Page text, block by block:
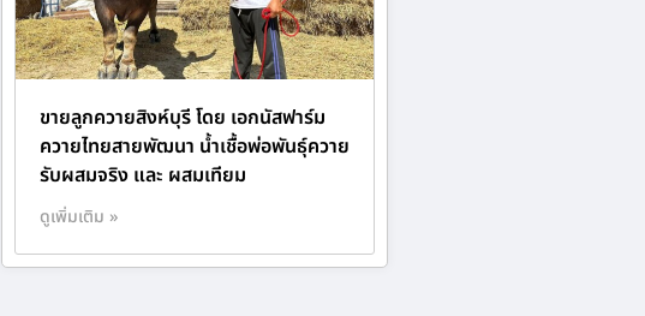
ขายลูกควายสิงห์บุรี โดย เอกนัสฟาร์ม
ควายไทยสายพัฒนา น้ำเชื้อพ่อพันธุ์ควาย
รับผสมจริง และ ผสมเทียม
ดูเพิ่มเติม »